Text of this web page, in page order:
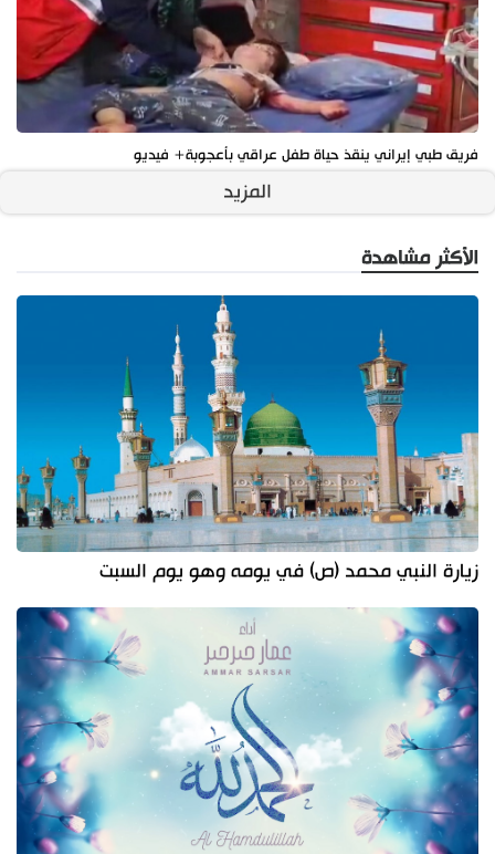
فريق طبي إيراني ينقذ حياة طفل عراقي بأعجوبة+ فيديو
المزيد
الأكثر مشاهدة
زيارة النبي محمد (ص) في يومه وهو يوم السبت